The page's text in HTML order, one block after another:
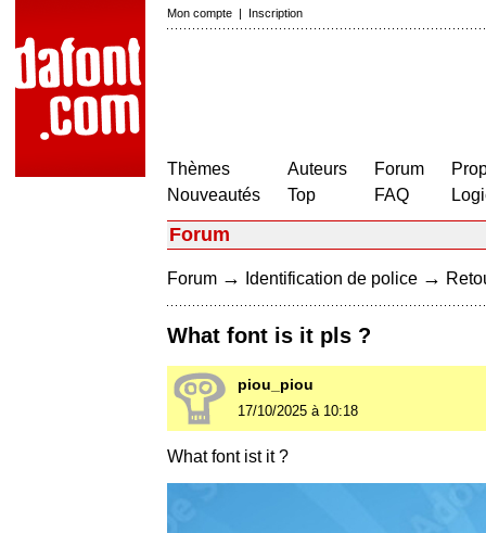
Mon compte | Inscription
Thèmes
Nouveautés
Auteurs
Top
Forum
FAQ
Forum
Forum → Identification de police →
What font is it pls ?
piou_piou
17/10/2025 à 10:18
What font ist it ?